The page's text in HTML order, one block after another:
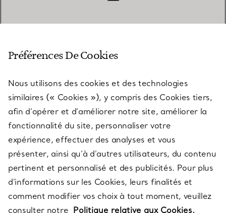
SERVICES
À PROPOS
QUESTIONS LÉGALES
SUIVEZ-NOUS
Préférences De Cookies
Nous utilisons des cookies et des technologies
similaires (« Cookies »), y compris des Cookies tiers,
afin d’opérer et d’améliorer notre site, améliorer la
fonctionnalité du site, personnaliser votre
expérience, effectuer des analyses et vous
présenter, ainsi qu’à d’autres utilisateurs, du contenu
pertinent et personnalisé et des publicités. Pour plus
d’informations sur les Cookies, leurs finalités et
comment modifier vos choix à tout moment, veuillez
consulter notre Politique relative aux Cookies.